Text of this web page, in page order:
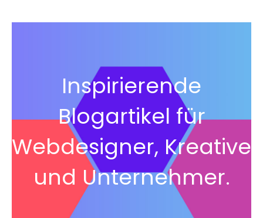
Inspirierende
Blogartikel für
Webdesigner, Kreative
und Unternehmer.